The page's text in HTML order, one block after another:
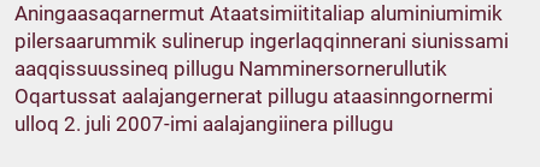
Aningaasaqarnermut Ataatsimiititaliap aluminiumimik
pilersaarummik sulinerup ingerlaqqinnerani siunissami
aaqqissuussineq pillugu Namminersornerullutik
Oqartussat aalajangernerat pillugu ataasinngornermi
ulloq 2. juli 2007-imi aalajangiinera pillugu